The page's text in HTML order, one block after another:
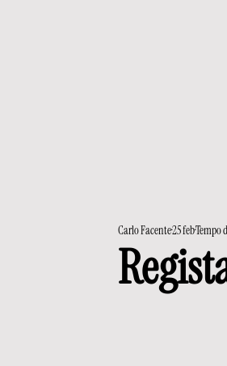
Carlo Facente25 febTempo